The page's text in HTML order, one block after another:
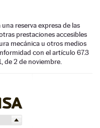
una reserva expresa de las
prestaciones accesibles
mecánica u otros medios
con el artículo 67.3
de 2 de noviembre.